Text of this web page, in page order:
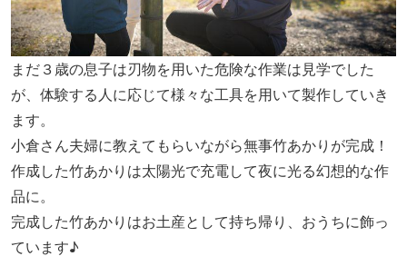
まだ３歳の息子は刃物を用いた危険な作業は見学でした
が、体験する人に応じて様々な工具を用いて製作していき
ます。
小倉さん夫婦に教えてもらいながら無事竹あかりが完成！
作成した竹あかりは太陽光で充電して夜に光る幻想的な作
品に。
完成した竹あかりはお土産として持ち帰り、おうちに飾っ
ています♪